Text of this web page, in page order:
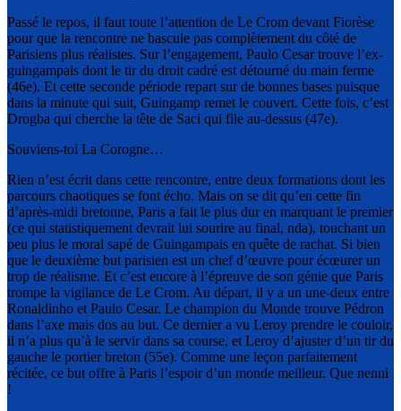
Passé le repos, il faut toute l’attention de Le Crom devant Fiorèse
pour que la rencontre ne bascule pas complètement du côté de
Parisiens plus réalistes. Sur l’engagement, Paulo Cesar trouve l’ex-
guingampais dont le tir du droit cadré est détourné du main ferme
(46e). Et cette seconde période repart sur de bonnes bases puisque
dans la minute qui suit, Guingamp remet le couvert. Cette fois, c’est
Drogba qui cherche la tête de Saci qui file au-dessus (47e).
Souviens-toi La Corogne…
Rien n’est écrit dans cette rencontre, entre deux formations dont les
parcours chaotiques se font écho. Mais on se dit qu’en cette fin
d’après-midi bretonne, Paris a fait le plus dur en marquant le premier
(ce qui statistiquement devrait lui sourire au final, nda), touchant un
peu plus le moral sapé de Guingampais en quête de rachat. Si bien
que le deuxième but parisien est un chef d’œuvre pour écœurer un
trop de réalisme. Et c’est encore à l’épreuve de son génie que Paris
trompe la vigilance de Le Crom. Au départ, il y a un une-deux entre
Ronaldinho et Paulo Cesar. Le champion du Monde trouve Pédron
dans l’axe mais dos au but. Ce dernier a vu Leroy prendre le couloir,
il n’a plus qu’à le servir dans sa course, et Leroy d’ajuster d’un tir du
gauche le portier breton (55e). Comme une leçon parfaitement
récitée, ce but offre à Paris l’espoir d’un monde meilleur. Que nenni
!